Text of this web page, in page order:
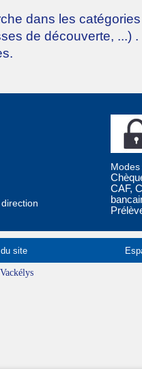
dans les catégories
de découverte, ...) .
CAF,
site
Vackélys